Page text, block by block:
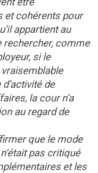
et cohérents pour
appartient au
rechercher, comme
si le
de
la cour n’a
au regard de
que le mode
pas critiqué
et les